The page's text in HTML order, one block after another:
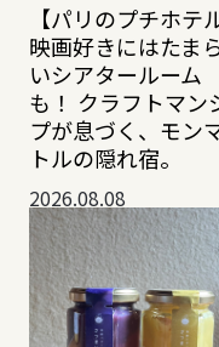
【パリのプチホテル
映画好きにはたま
いシアタールーム
も！ クラフトマン
プが息づく、モン
トルの隠れ宿。
2026.08.08